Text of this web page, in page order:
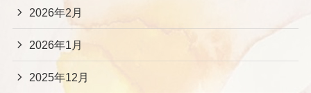
2026年2月
2026年1月
2025年12月